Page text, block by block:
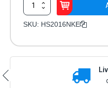
Cantitate
Centrala
SERIA
SKU: HS2016NKE